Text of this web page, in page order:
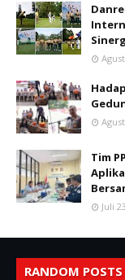
Tim
Juli
RANDOM POSTS